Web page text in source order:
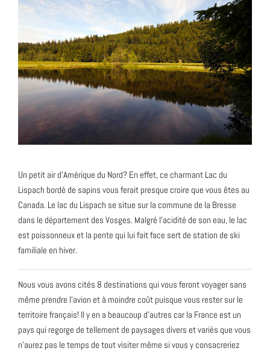
Un petit air d’Amérique du Nord? En effet, ce charmant Lac du
Lispach bordé de sapins vous ferait presque croire que vous êtes au
Canada. Le lac du Lispach se situe sur la commune de la Bresse
dans le département des Vosges. Malgré l’acidité de son eau, le lac
est poissonneux et la pente qui lui fait face sert de station de ski
familiale en hiver.
Nous vous avons cités 8 destinations qui vous feront voyager sans
même prendre l’avion et à moindre coût puisque vous rester sur le
territoire français! Il y en a beaucoup d’autres car la France est un
pays qui regorge de tellement de paysages divers et variés que vous
n’aurez pas le temps de tout visiter même si vous y consacreriez